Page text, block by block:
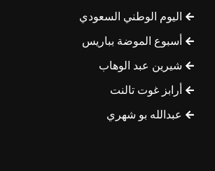
اليوم الوطني السعودي
أسبوع الموضة بباريس
شيرين عبد الوهاب
أرابز غوت تالنت
عبدالله بو شهري